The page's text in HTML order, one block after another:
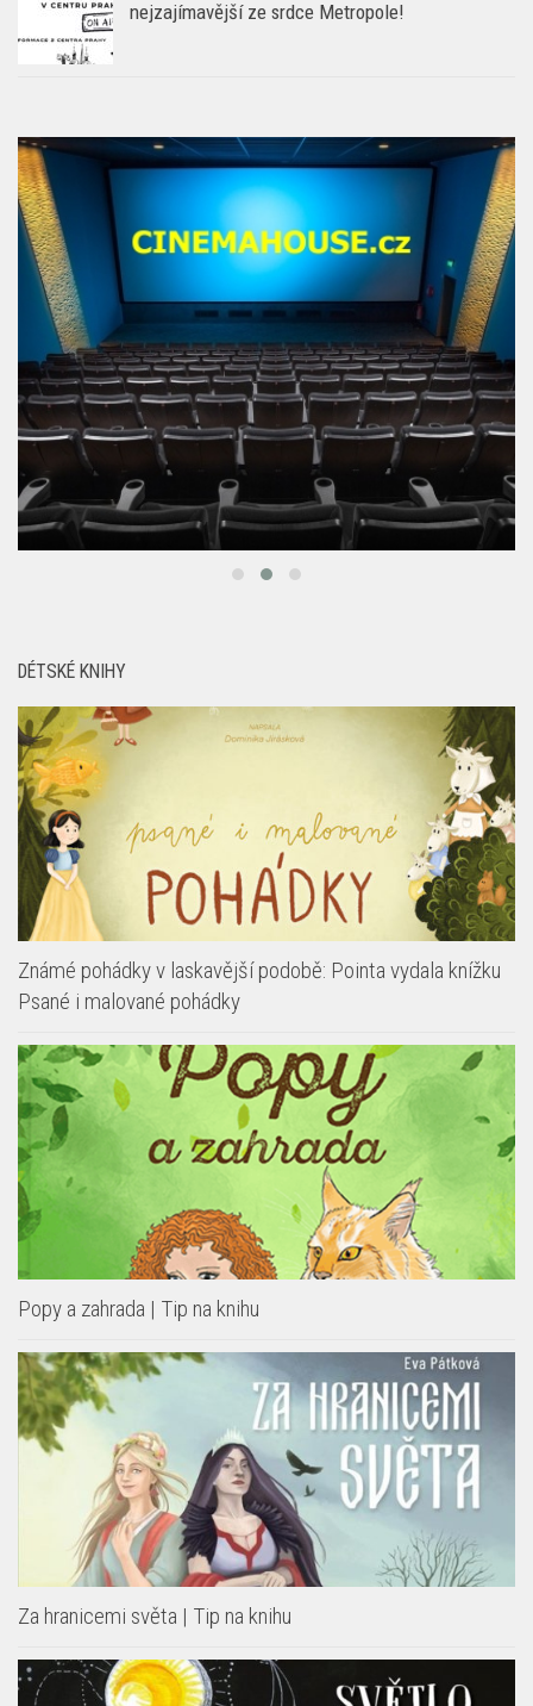
nejzajímavější ze srdce Metropole!
DÉTSKÉ KNIHY
Známé pohádky v laskavější podobě: Pointa vydala knížku
Psané i malované pohádky
Popy a zahrada | Tip na knihu
Za hranicemi světa | Tip na knihu